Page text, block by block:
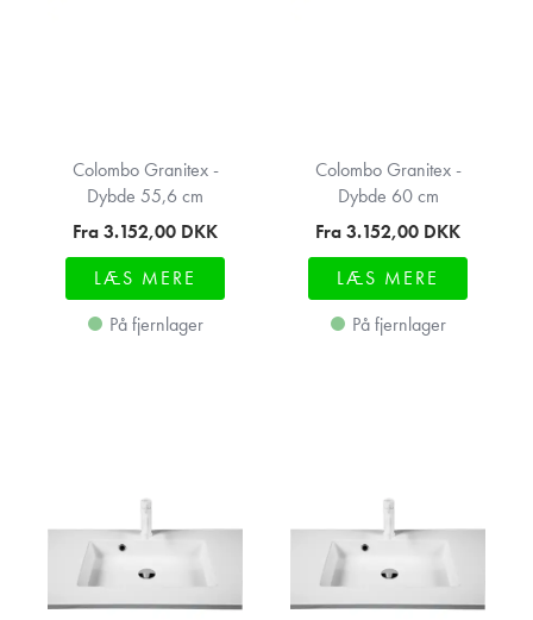
Colombo Granitex -
Dybde 55,6 cm
Fra 3.152,00 DKK
LÆS MERE
På fjernlager
Colombo Granitex -
Dybde 60 cm
Fra 3.152,00 DKK
LÆS MERE
På fjernlager